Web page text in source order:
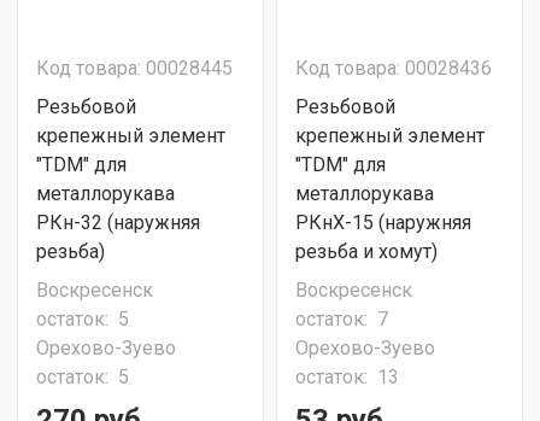
Код товара: 00028445
Резьбовой
крепежный элемент
"TDM" для
металлорукава
РКн-32 (наружняя
резьба)
Воскресенск
остаток: 5
Орехово-Зуево
остаток: 5
Код товара: 00028436
Резьбовой
крепежный элемент
"TDM" для
металлорукава
РКнХ-15 (наружняя
резьба и хомут)
Воскресенск
остаток: 7
Орехово-Зуево
остаток: 13